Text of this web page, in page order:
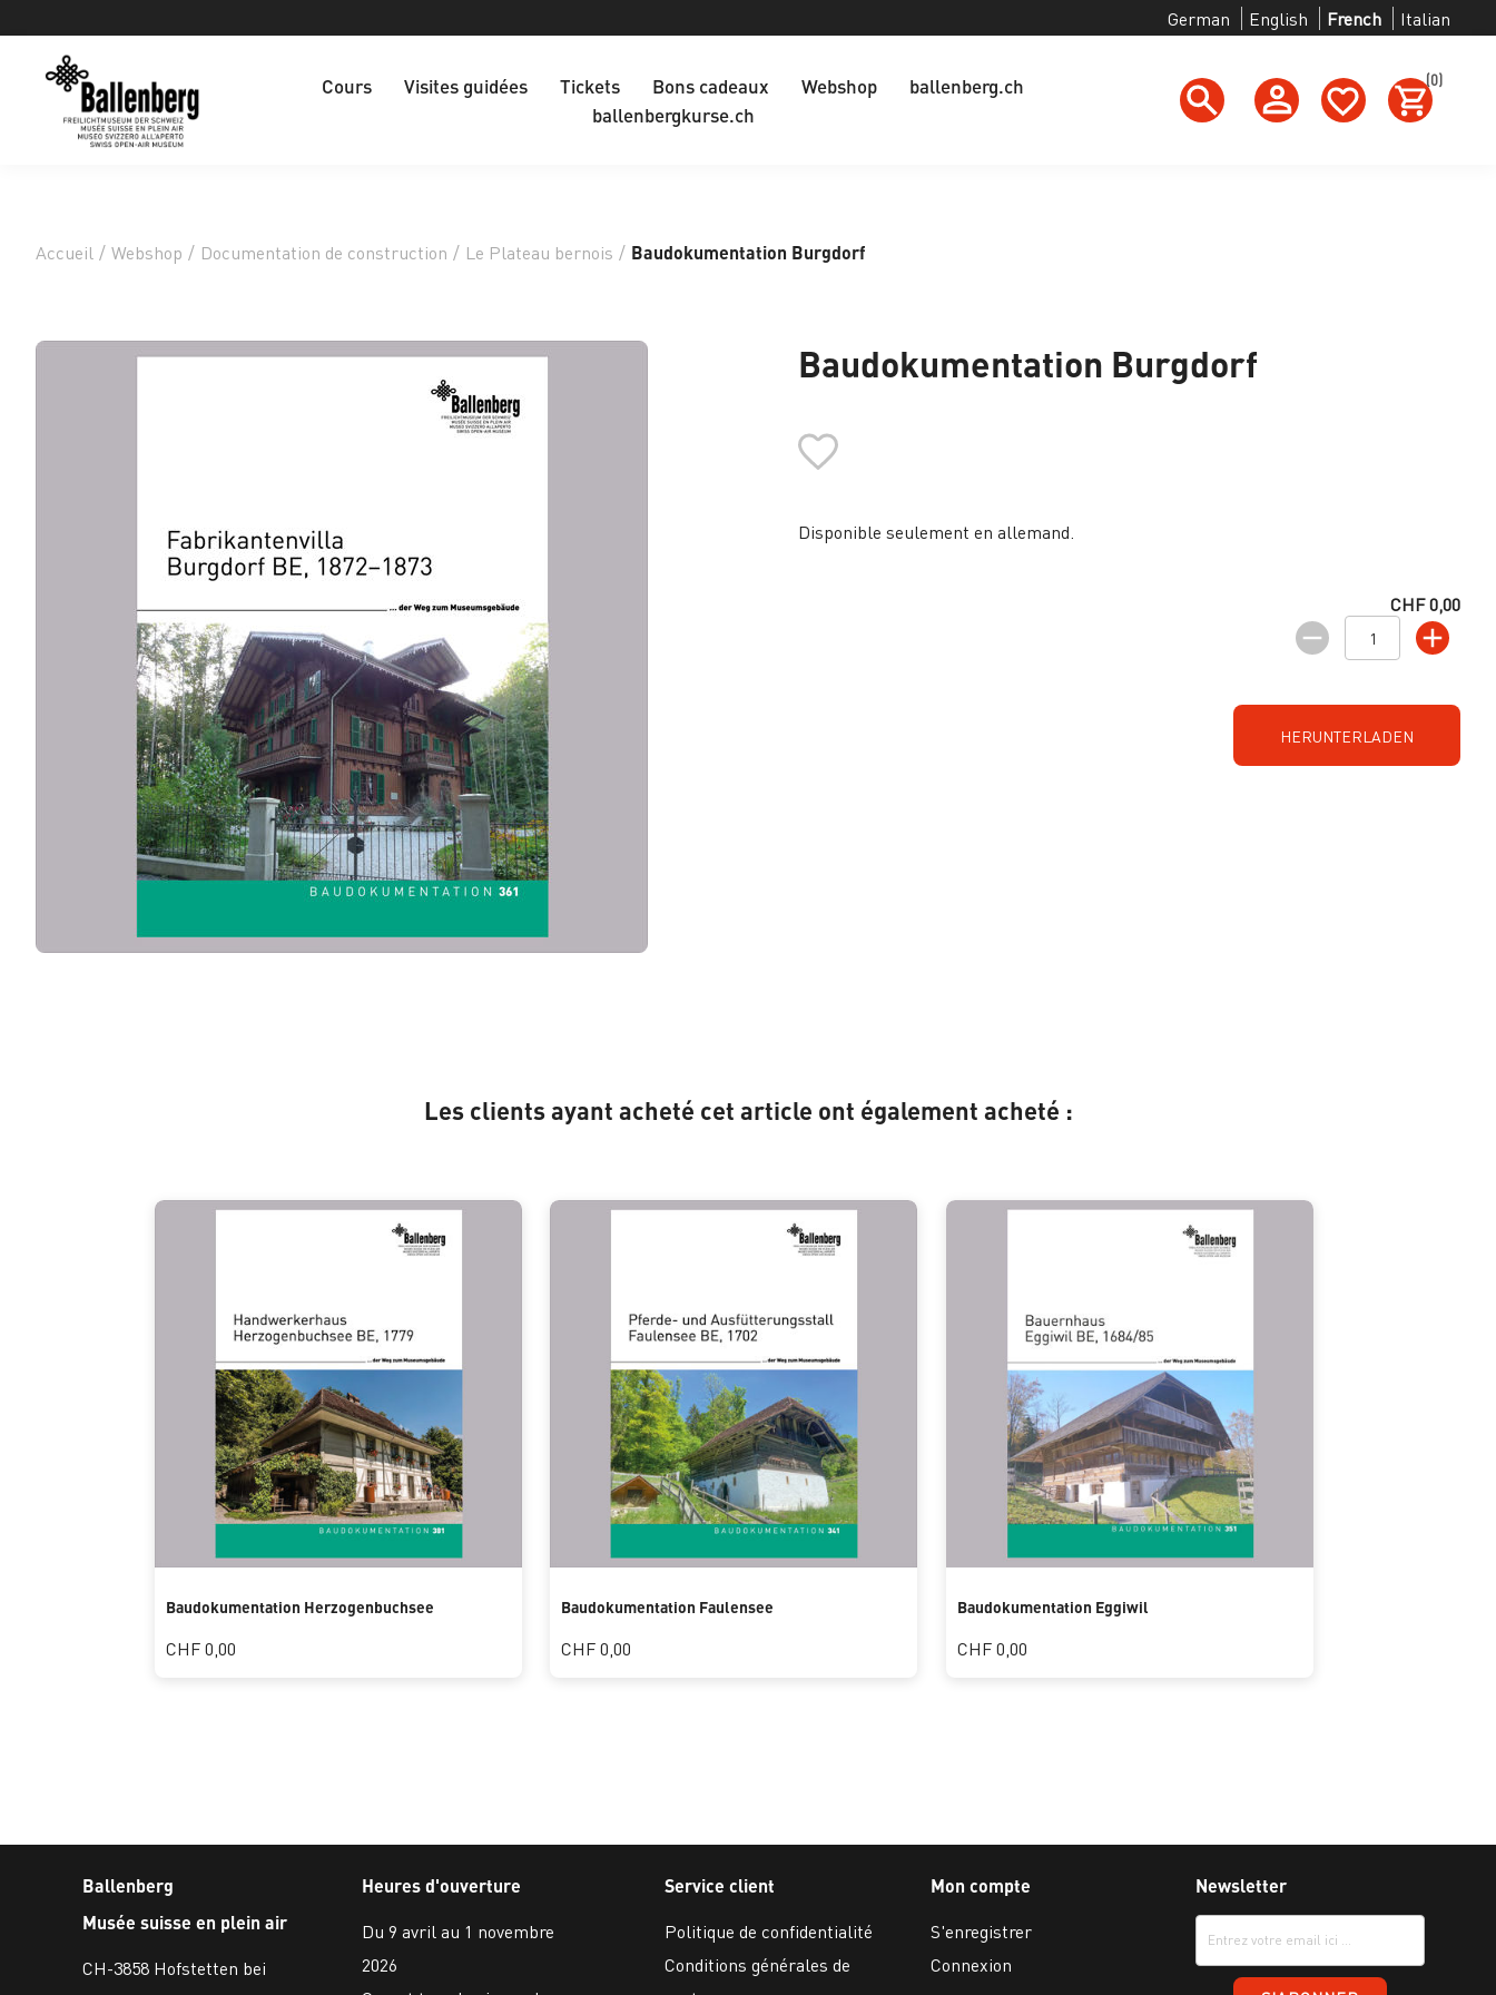
German English French Italian
Cours Visites guidées Tickets Bons cadeaux Webshop
ballenberg.ch
ballenbergkurse.ch
(0)
Accueil / Webshop / Documentation de construction / Le Plateau bernois / Baudokumentation Burgdorf
Baudokumentation Burgdorf
Disponible seulement en allemand.
CHF 0,00
HERUNTERLADEN
Les clients ayant acheté cet article ont également acheté :
Baudokumentation Herzogenbuchsee
CHF 0,00
Baudokumentation Faulensee
CHF 0,00
Baudokumentation Eggiwil
CHF 0,00
Ballenberg
Musée suisse en plein air
CH-3858 Hofstetten bei
Heures d'ouverture
Du 9 avril au 1 novembre
2026
Service client
Politique de confidentialité
Conditions générales de
Mon compte
S'enregistrer
Connexion
Newsletter